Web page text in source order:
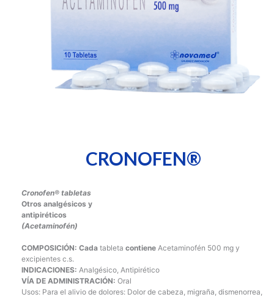
CRONOFEN®
Cronofen® tabletas
Otros analgésicos y
antipiréticos
(Acetaminofén)
COMPOSICIÓN: Cada tableta contiene Acetaminofén 500 mg y
excipientes c.s.
INDICACIONES: Analgésico, Antipirético
VÍA DE ADMINISTRACIÓN: Oral
Usos: Para el alivio de dolores: Dolor de cabeza, migraña, dismenorrea,